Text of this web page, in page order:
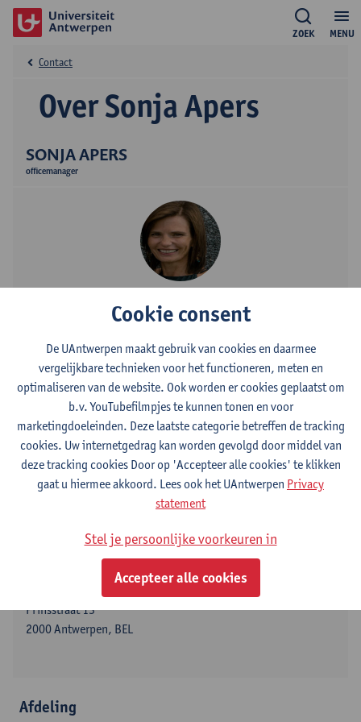
MENU
ZOEK
SONJA APERS
officemanager
Over Sonja Apers
Contact
Toon e-mailadres
Tel.+3232653001
Middelheimlaan 1
2020 Antwerpen, BEL
Toon e-mailadres
+3232653001
Prinsstraat 13
2000 Antwerpen, BEL
Afdeling
Cookie consent
De UAntwerpen maakt gebruik van cookies en daarmee
vergelijkbare technieken voor het functioneren, meten en
optimaliseren van de website. Ook worden er cookies geplaatst om
b.v. YouTubefilmpjes te kunnen tonen en voor
marketingdoeleinden. Deze laatste categorie betreffen de tracking
cookies. Uw internetgedrag kan worden gevolgd door middel van
deze tracking cookies Door op 'Accepteer alle cookies' te klikken
gaat u hiermee akkoord. Lees ook het UAntwerpen Privacy
statement
Stel je persoonlijke voorkeuren in
Accepteer alle cookies